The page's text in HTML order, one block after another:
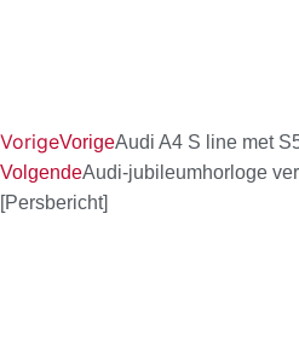
VorigeVorigeAudi A4 S line met
VolgendeAudi-jubileumhorloge
[Persbericht]